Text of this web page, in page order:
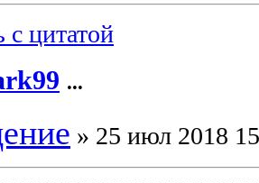
с цитатой
...
» 25 июл 2018